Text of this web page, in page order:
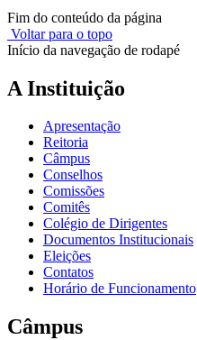
Fim do conteúdo da página
Voltar para o topo
Início da navegação de rodapé
A Instituição
Apresentação
Reitoria
Câmpus
Conselhos
Comissões
Comitês
Colégio de Dirigentes
Documentos Institucionais
Eleições
Contatos
Horário de Funcionamento
Câmpus